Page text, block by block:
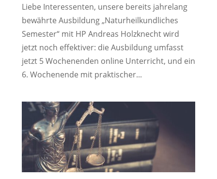
Liebe Interessenten, unsere bereits jahrelang
bewährte Ausbildung „Naturheilkundliches
Semester“ mit HP Andreas Holzknecht wird
jetzt noch effektiver: die Ausbildung umfasst
jetzt 5 Wochenenden online Unterricht, und ein
6. Wochenende mit praktischer...